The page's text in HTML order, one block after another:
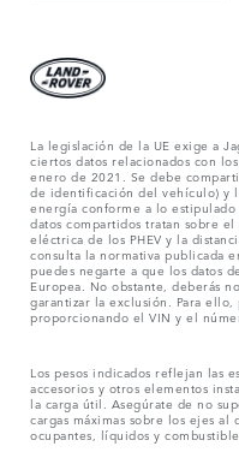
La legislación de la UE exige a
ciertos datos relacionados con
enero de 2021. Se debe
de identificación del vehículo) y
energía conforme a lo
datos compartidos tratan sobre
eléctrica de los PHEV y la
consulta la normativa publicada
puedes negarte a que los datos
Europea. No obstante, deberás
garantizar la exclusión. Para ello,
proporcionando el VIN y el
Los pesos indicados reflejan las
accesorios y otros elementos
la carga útil. Asegúrate de no
cargas máximas sobre los ejes al
ocupantes, líquidos y